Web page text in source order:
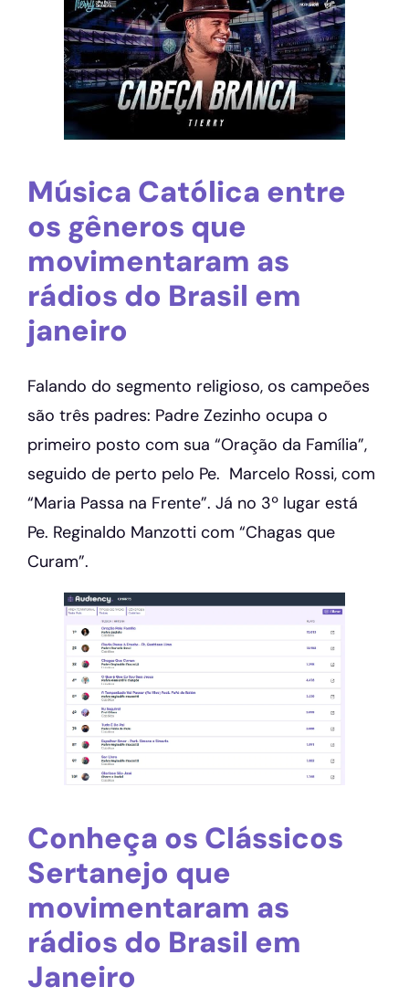
Música Católica entre
os gêneros que
movimentaram as
rádios do Brasil em
janeiro
Falando do segmento religioso, os campeões
são três padres: Padre Zezinho ocupa o
primeiro posto com sua “Oração da Família”,
seguido de perto pelo Pe. Marcelo Rossi, com
“Maria Passa na Frente”. Já no 3º lugar está
Pe. Reginaldo Manzotti com “Chagas que
Curam”.
Conheça os Clássicos
Sertanejo que
movimentaram as
rádios do Brasil em
Janeiro